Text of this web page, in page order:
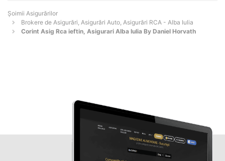
Șoimii Asigurărilor
Brokere de Asigurări, Asigurări Auto, Asigurări RCA - Alba Iulia
Corint Asig Rca ieftin, Asigurari Alba Iulia By Daniel Horvath